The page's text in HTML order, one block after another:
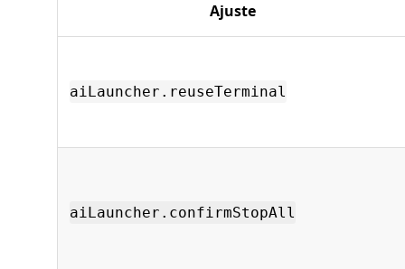
Ajuste
aiLauncher.reuseTerminal
aiLauncher.confirmStopAll